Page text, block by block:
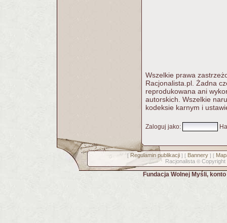
Wszelkie prawa
Racjonalista.pl. Żadna
reprodukowana ani
autorskich. Wszelkie
kodeksie karnym i
Zaloguj jako:
[ Regulamin publikacji] [ Bannery] [
Racjonalista © Copyright
Fundacja Wolnej Myśli,